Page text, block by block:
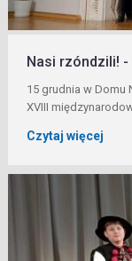
Nasi rzóndzili! -
15 grudnia w Domu
XVIII
Czytaj więcej